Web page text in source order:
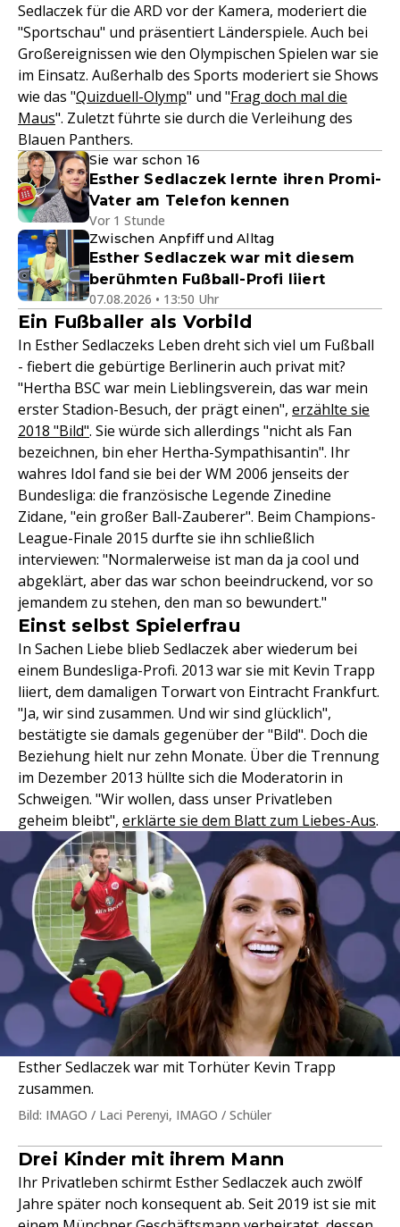
Sedlaczek für die ARD vor der Kamera, moderiert die
"Sportschau" und präsentiert Länderspiele. Auch bei
Großereignissen wie den Olympischen Spielen war sie
im Einsatz. Außerhalb des Sports moderiert sie Shows
wie das "Quizduell-Olymp" und "Frag doch mal die
Maus". Zuletzt führte sie durch die Verleihung des
Blauen Panthers.
Sie war schon 16
Esther Sedlaczek lernte ihren Promi-
Vater am Telefon kennen
Vor 1 Stunde
Zwischen Anpfiff und Alltag
Esther Sedlaczek war mit diesem
berühmten Fußball-Profi liiert
07.08.2026 • 13:50 Uhr
Ein Fußballer als Vorbild
In Esther Sedlaczeks Leben dreht sich viel um Fußball
- fiebert die gebürtige Berlinerin auch privat mit?
"Hertha BSC war mein Lieblingsverein, das war mein
erster Stadion-Besuch, der prägt einen", erzählte sie
2018 "Bild". Sie würde sich allerdings "nicht als Fan
bezeichnen, bin eher Hertha-Sympathisantin". Ihr
wahres Idol fand sie bei der WM 2006 jenseits der
Bundesliga: die französische Legende Zinedine
Zidane, "ein großer Ball-Zauberer". Beim Champions-
League-Finale 2015 durfte sie ihn schließlich
interviewen: "Normalerweise ist man da ja cool und
abgeklärt, aber das war schon beeindruckend, vor so
jemandem zu stehen, den man so bewundert."
Einst selbst Spielerfrau
In Sachen Liebe blieb Sedlaczek aber wiederum bei
einem Bundesliga-Profi. 2013 war sie mit Kevin Trapp
liiert, dem damaligen Torwart von Eintracht Frankfurt.
"Ja, wir sind zusammen. Und wir sind glücklich",
bestätigte sie damals gegenüber der "Bild". Doch die
Beziehung hielt nur zehn Monate. Über die Trennung
im Dezember 2013 hüllte sich die Moderatorin in
Schweigen. "Wir wollen, dass unser Privatleben
geheim bleibt", erklärte sie dem Blatt zum Liebes-Aus.
Esther Sedlaczek war mit Torhüter Kevin Trapp
zusammen.
Bild: IMAGO / Laci Perenyi, IMAGO / Schüler
Drei Kinder mit ihrem Mann
Ihr Privatleben schirmt Esther Sedlaczek auch zwölf
Jahre später noch konsequent ab. Seit 2019 ist sie mit